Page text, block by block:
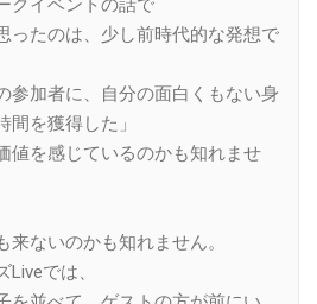
クイベントの話で
ったのは、少し前時代的な発想で
参加者に、自分の面白くもない身
を獲得した」
値を感じているのかも知れませ
ないのかも知れません。
では、